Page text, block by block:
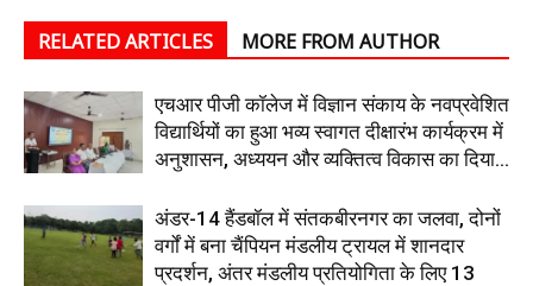
RELATED ARTICLES MORE FROM AUTHOR
एचआर पीजी कॉलेज में विज्ञान संकाय के नवप्रवेशित
विद्यार्थियों का हुआ भव्य स्वागत दीक्षारंभ कार्यक्रम में
अनुशासन, अध्ययन और व्यक्तित्व विकास का दिया...
अंडर-14 हैंडबॉल में संतकबीरनगर का जलवा, दोनों
वर्गों में बना चैंपियन मंडलीय ट्रायल में शानदार
प्रदर्शन, अंतर मंडलीय प्रतियोगिता के लिए 13